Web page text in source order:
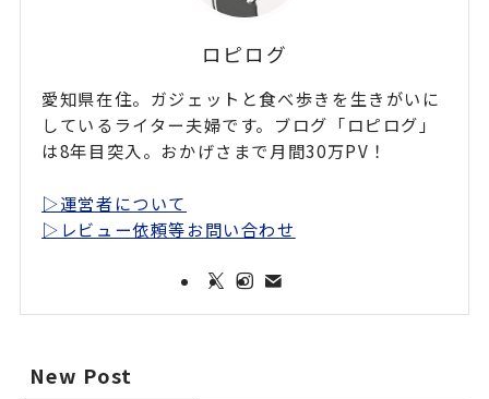
ロピログ
愛知県在住。ガジェットと食べ歩きを生きがいに
しているライター夫婦です。ブログ「ロピログ」
は8年目突入。おかげさまで月間30万PV！
▷運営者について
▷レビュー依頼等お問い合わせ
New Post